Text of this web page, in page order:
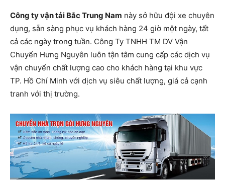
Công ty vận tải Bắc Trung Nam này sở hữu đội xe chuyên
dụng, sẵn sàng phục vụ khách hàng 24 giờ một ngày, tất
cả các ngày trong tuần. Công Ty TNHH TM DV Vận
Chuyển Hưng Nguyên luôn tận tâm cung cấp các dịch vụ
vận chuyển chất lượng cao cho khách hàng tại khu vực
TP. Hồ Chí Minh với dịch vụ siêu chất lượng, giá cả cạnh
tranh với thị trường.